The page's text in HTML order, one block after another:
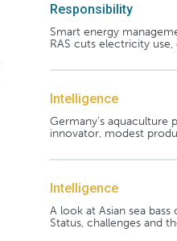
Responsibility
Smart energy
RAS cuts electricity
Intelligence
Germany's aquaculture
innovator, modest
Intelligence
A look at Asian sea bass
Status, challenges and